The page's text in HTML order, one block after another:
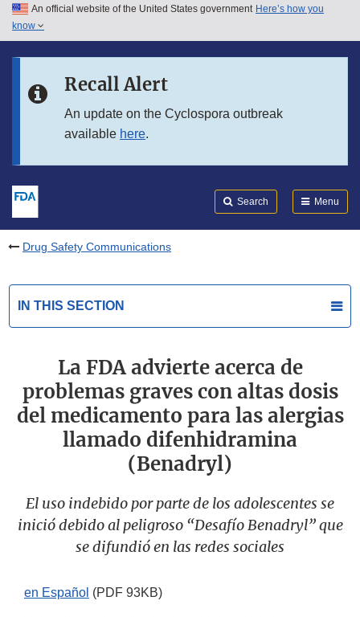
Skip to main content
Skip to in this section menu
An official website of the United States government Here’s how you
know
Recall Alert
An update on the Cyclospora outbreak
available here.
Search Menu
Drug Safety Communications
IN THIS SECTION
La FDA advierte acerca de
problemas graves con altas dosis
del medicamento para las alergias
llamado difenhidramina
(Benadryl)
El uso indebido por parte de los adolescentes se
inició debido al peligroso “Desafío Benadryl” que
se difundió en las redes sociales
en Español (PDF 93KB)